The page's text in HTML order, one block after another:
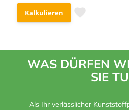
Kalkulieren
WAS DÜRFEN
SIE
Als Ihr verlässlicher